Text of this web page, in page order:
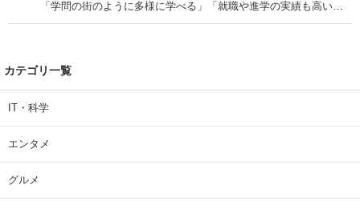
「学問の街のように多様に学べる」「就職や進学の実績も高い」
| 大学 ねとらぼリサーチ
カテゴリ一覧
IT・科学
エンタメ
グルメ